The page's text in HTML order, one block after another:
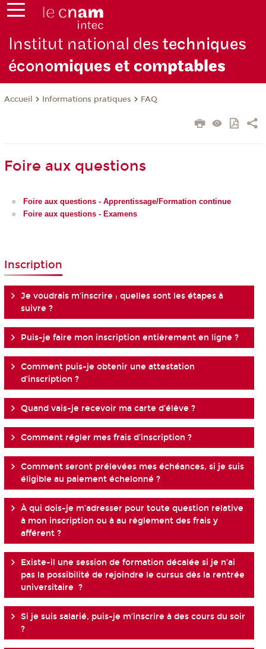
Institut national destechniques
économiques et comptables
Accueil Informations pratiques FAQ
Foire aux questions
Foire aux questions - Apprentissage/Formation continue
Foire aux questions - Examens
Inscription
Je voudrais m’inscrire : quelles sont les étapes à
suivre ?
Puis-je faire mon inscription entièrement en ligne ?
Comment puis-je obtenir une attestation
d’inscription ?
Quand vais-je recevoir ma carte d’élève ?
Comment régler mes frais d’inscription ?
Comment seront prélevées mes échéances, si je suis
éligible au paiement échelonné ?
À qui dois-je m’adresser pour toute question relative
à mon inscription ou à au règlement des frais y
afférent ?
Existe-il une session de formation décalée si je n’ai
pas la possibilité de rejoindre le cursus dès la rentrée
universitaire ?
Si je suis salarié, puis-je m’inscrire à des cours du soir
?